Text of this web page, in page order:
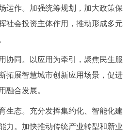
。加强统筹规划，加大政策保
社会投资主体作用，推动形成多元
。以应用为牵引，聚焦民生服
拓展智慧城市创新应用场景，促进
融合发展。
。充分发挥集约化、智能化建
力。加快推动传统产业转型和新业